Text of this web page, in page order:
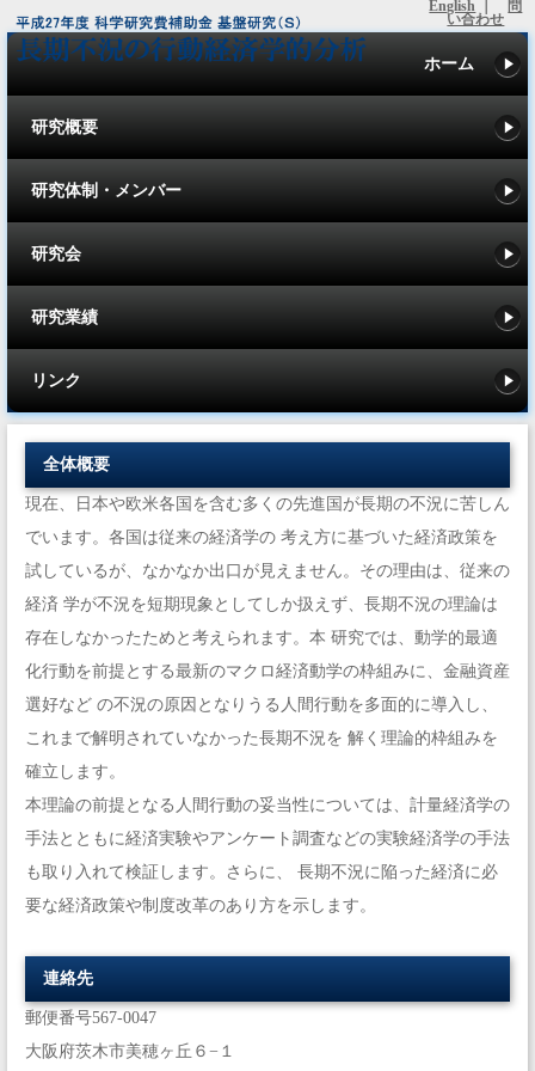
English
問
い合わせ
ホーム
研究概要
研究体制・メンバー
研究会
研究業績
リンク
全体概要
現在、日本や欧米各国を含む多くの先進国が長期の不況に苦しん
でいます。各国は従来の経済学の 考え方に基づいた経済政策を
試しているが、なかなか出口が見えません。その理由は、従来の
経済 学が不況を短期現象としてしか扱えず、長期不況の理論は
存在しなかったためと考えられます。本 研究では、動学的最適
化行動を前提とする最新のマクロ経済動学の枠組みに、金融資産
選好など の不況の原因となりうる人間行動を多面的に導入し、
これまで解明されていなかった長期不況を 解く理論的枠組みを
確立します。
本理論の前提となる人間行動の妥当性については、計量経済学の
手法とともに経済実験やアンケート調査などの実験経済学の手法
も取り入れて検証します。さらに、 長期不況に陥った経済に必
要な経済政策や制度改革のあり方を示します。
連絡先
郵便番号567-0047
大阪府茨木市美穂ヶ丘６−１